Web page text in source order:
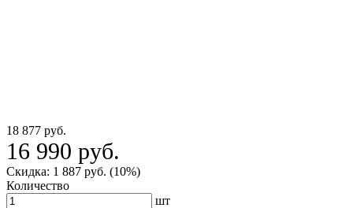
18 877 руб.
16 990 руб.
Скидка: 1 887 руб. (10%)
Количество
шт